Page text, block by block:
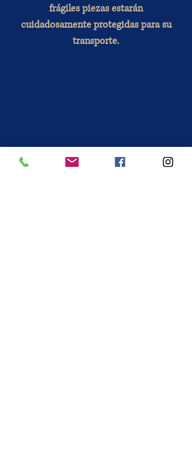
frágiles piezas estarán
cuidadosamente protegidas para su
transporte.